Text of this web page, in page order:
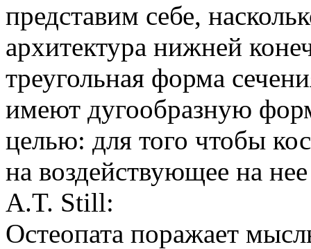
представим себе,
архитектура нижней
треугольная форма
имеют дугообразную
целью: для того чтобы
на воздействующее на
A.T. Still:
Остеопата поражает